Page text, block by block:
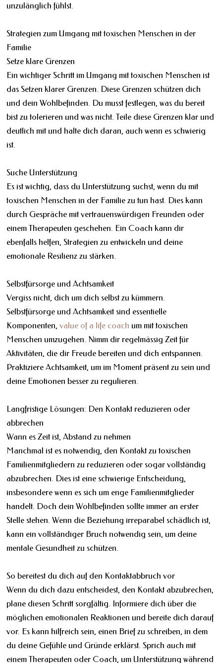
unzulänglich fühlst.
Strategien zum Umgang mit toxischen Menschen in der
Familie
Setze klare Grenzen
Ein wichtiger Schritt im Umgang mit toxischen Menschen ist
das Setzen klarer Grenzen. Diese Grenzen schützen dich
und dein Wohlbefinden. Du musst festlegen, was du bereit
bist zu tolerieren und was nicht. Teile diese Grenzen klar und
deutlich mit und halte dich daran, auch wenn es schwierig
ist.
Suche Unterstützung
Es ist wichtig, dass du Unterstützung suchst, wenn du mit
toxischen Menschen in der Familie zu tun hast. Dies kann
durch Gespräche mit vertrauenswürdigen Freunden oder
einem Therapeuten geschehen. Ein Coach kann dir
ebenfalls helfen, Strategien zu entwickeln und deine
emotionale Resilienz zu stärken.
Selbstfürsorge und Achtsamkeit
Vergiss nicht, dich um dich selbst zu kümmern.
Selbstfürsorge und Achtsamkeit sind essentielle
Komponenten,value of a life coach um mit toxischen
Menschen umzugehen. Nimm dir regelmässig Zeit für
Aktivitäten, die dir Freude bereiten und dich entspannen.
Praktiziere Achtsamkeit, um im Moment präsent zu sein und
deine Emotionen besser zu regulieren.
Langfristige Lösungen: Den Kontakt reduzieren oder
abbrechen
Wann es Zeit ist, Abstand zu nehmen
Manchmal ist es notwendig, den Kontakt zu toxischen
Familienmitgliedern zu reduzieren oder sogar vollständig
abzubrechen. Dies ist eine schwierige Entscheidung,
insbesondere wenn es sich um enge Familienmitglieder
handelt. Doch dein Wohlbefinden sollte immer an erster
Stelle stehen. Wenn die Beziehung irreparabel schädlich ist,
kann ein vollständiger Bruch notwendig sein, um deine
mentale Gesundheit zu schützen.
So bereitest du dich auf den Kontaktabbruch vor
Wenn du dich dazu entscheidest, den Kontakt abzubrechen,
plane diesen Schritt sorgfältig. Informiere dich über die
möglichen emotionalen Reaktionen und bereite dich darauf
vor. Es kann hilfreich sein, einen Brief zu schreiben, in dem
du deine Gefühle und Gründe erklärst. Sprich auch mit
einem Therapeuten oder Coach, um Unterstützung während